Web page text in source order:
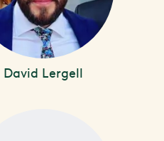
David Lergell